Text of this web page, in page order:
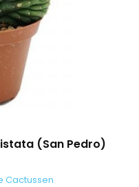
(San Pedro)
Cactussen